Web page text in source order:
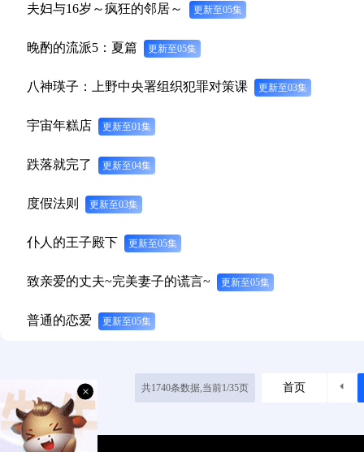
夫妇与16岁～疯狂的邻居～ 更新至05集
晚酌的流派5：夏篇 更新至05集
八神瑛子：上野中央署组织犯罪对策课 更新至03集
宇宙年糕店 更新至01集
跌落就完了 更新至04集
度假法则 更新至03集
仆人的王子殿下 更新至05集
致亲爱的丈夫~完美妻子的谎言~ 更新至05集
普通的恋爱 更新至05集
共1740条数据,当前1/35页 首页
×